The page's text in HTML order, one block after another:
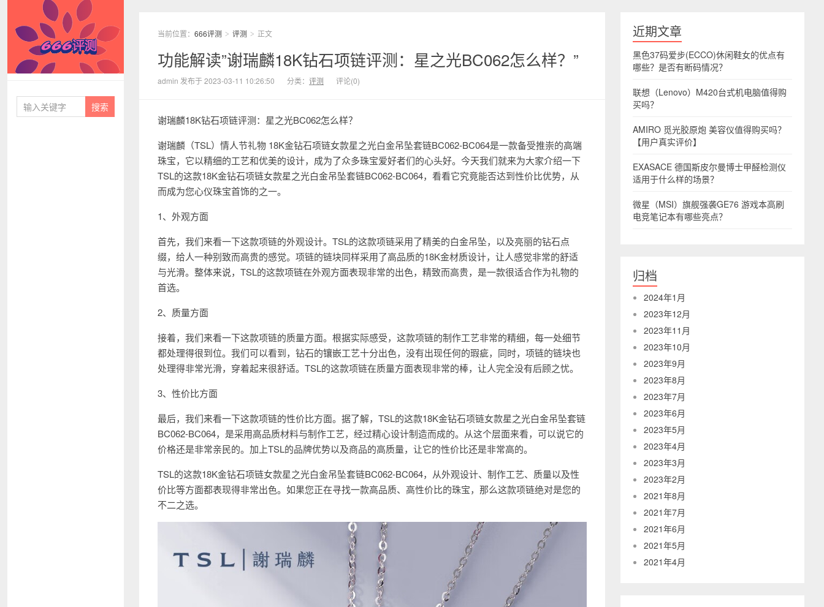
当前位置： 666评测 > 评测 > 正文
功能解读”谢瑞麟18K钻石项链评测：星之光BC062怎么样？”
admin 发布于 2023-03-11 10:26:50 分类： 评测 评论(0)
谢瑞麟18K钻石项链评测：星之光BC062怎么样？
谢瑞麟（TSL）情人节礼物 18K金钻石项链女款星之光白金吊坠套链BC062-BC064是一款备受推崇的高端
珠宝，它以精细的工艺和优美的设计，成为了众多珠宝爱好者们的心头好。今天我们就来为大家介绍一下
TSL的这款18K金钻石项链女款星之光白金吊坠套链BC062-BC064，看看它究竟能否达到性价比优势，从
而成为您心仪珠宝首饰的之一。
1、外观方面
首先，我们来看一下这款项链的外观设计。TSL的这款项链采用了精美的白金吊坠，以及亮丽的钻石点
缀，给人一种别致而高贵的感觉。项链的链块同样采用了高品质的18K金材质设计，让人感觉非常的舒适
与光滑。整体来说，TSL的这款项链在外观方面表现非常的出色，精致而高贵，是一款很适合作为礼物的
首选。
2、质量方面
接着，我们来看一下这款项链的质量方面。根据实际感受，这款项链的制作工艺非常的精细，每一处细节
都处理得很到位。我们可以看到，钻石的镶嵌工艺十分出色，没有出现任何的瑕疵，同时，项链的链块也
处理得非常光滑，穿着起来很舒适。TSL的这款项链在质量方面表现非常的棒，让人完全没有后顾之忧。
3、性价比方面
最后，我们来看一下这款项链的性价比方面。据了解，TSL的这款18K金钻石项链女款星之光白金吊坠套链
BC062-BC064，是采用高品质材料与制作工艺，经过精心设计制造而成的。从这个层面来看，可以说它的
价格还是非常亲民的。加上TSL的品牌优势以及商品的高质量，让它的性价比还是非常高的。
TSL的这款18K金钻石项链女款星之光白金吊坠套链BC062-BC064，从外观设计、制作工艺、质量以及性
价比等方面都表现得非常出色。如果您正在寻找一款高品质、高性价比的珠宝，那么这款项链绝对是您的
不二之选。
近期文章
黑色37码爱步(ECCO)休闲鞋女的优点有
哪些？是否有断码情况？
联想（Lenovo）M420台式机电脑值得购
买吗？
AMIRO 觅光胶原炮 美容仪值得购买吗？
【用户真实评价】
EXASACE 德国斯皮尔曼博士甲醛检测仪
适用于什么样的场景？
微星（MSI）旗舰强袭GE76 游戏本高刷
电竞笔记本有哪些亮点？
归档
2024年1月
2023年12月
2023年11月
2023年10月
2023年9月
2023年8月
2023年7月
2023年6月
2023年5月
2023年4月
2023年3月
2023年2月
2021年8月
2021年7月
2021年6月
2021年5月
2021年4月